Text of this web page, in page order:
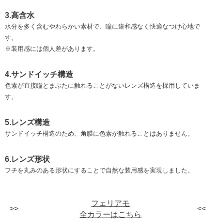
3.高含水
水分を多く含むやわらかい素材で、瞳に違和感なく快適なつけ心地で
す。
※装用感には個人差があります。
4.サンドイッチ構造
色素が直接瞳とまぶたに触れることがないレンズ構造を採用していま
す。
5.レンズ構造
サンドイッチ構造のため、角膜に色素が触れることはありません。
6.レンズ形状
フチを丸みのある形状にすることで自然な装用感を実現しました。
フェリアモ
全カラーはこちら